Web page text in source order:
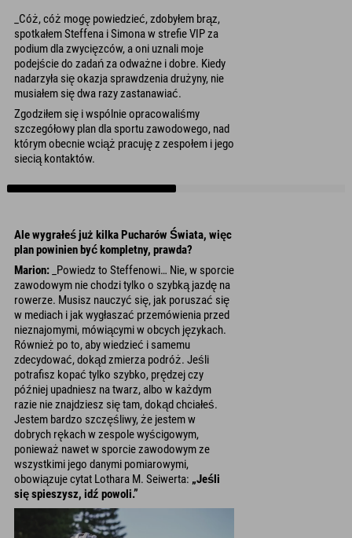
_Cóż, cóż mogę powiedzieć, zdobyłem brąz,
spotkałem Steffena i Simona w strefie VIP za
podium dla zwycięzców, a oni uznali moje
podejście do zadań za odważne i dobre. Kiedy
nadarzyła się okazja sprawdzenia drużyny, nie
musiałem się dwa razy zastanawiać.
Zgodziłem się i wspólnie opracowaliśmy
szczegółowy plan dla sportu zawodowego, nad
którym obecnie wciąż pracuję z zespołem i jego
siecią kontaktów.
Ale wygrałeś już kilka Pucharów Świata, więc
plan powinien być kompletny, prawda?
Marion: _Powiedz to Steffenowi… Nie, w sporcie
zawodowym nie chodzi tylko o szybką jazdę na
rowerze. Musisz nauczyć się, jak poruszać się
w mediach i jak wygłaszać przemówienia przed
nieznajomymi, mówiącymi w obcych językach.
Również po to, aby wiedzieć i samemu
zdecydować, dokąd zmierza podróż. Jeśli
potrafisz kopać tylko szybko, prędzej czy
później upadniesz na twarz, albo w każdym
razie nie znajdziesz się tam, dokąd chciałeś.
Jestem bardzo szczęśliwy, że jestem w
dobrych rękach w zespole wyścigowym,
ponieważ nawet w sporcie zawodowym ze
wszystkimi jego danymi pomiarowymi,
obowiązuje cytat Lothara M. Seiwerta: „Jeśli
się spieszysz, idź powoli.”